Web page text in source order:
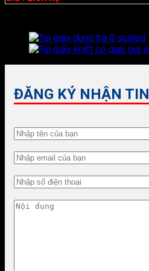
ĐĂNG KÝ NHẬN TIN